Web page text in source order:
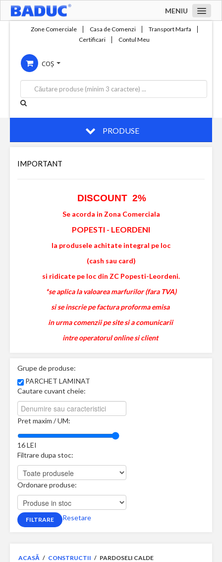
MENIU
Compania
Servicii
Productie
Contact
Zone Comerciale Casa de Comenzi
Transport Marfa
Certificari
Contul Meu
COȘ
PRODUSE
IMPORTANT
DISCOUNT 2%
Se acorda in Zona Comerciala
POPESTI - LEORDENI
la produsele achitate integral pe loc
(cash sau card)
si ridicate pe loc din ZC Popesti-Leordeni.
*se aplica la valoarea marfurilor (fara TVA)
si se inscrie pe factura proforma emisa
in urma comenzii pe site si a comunicarii
intre operatorul online si client
Grupe de produse:
PARCHET LAMINAT
Cautare cuvant cheie:
Pret maxim / UM:
16LEI
Filtrare dupa stoc:
Ordonare produse:
Resetare
ACASĂ / CONSTRUCTII / PARDOSELI CALDE